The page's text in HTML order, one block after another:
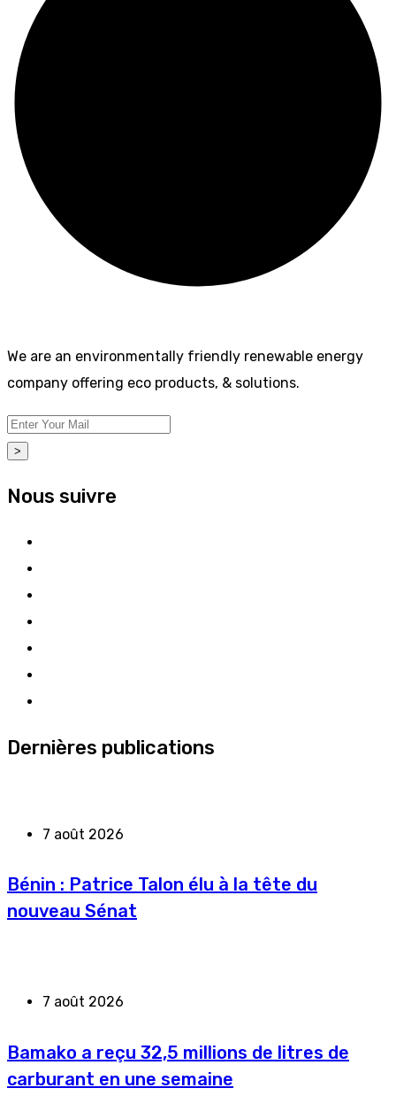
We are an environmentally friendly renewable energy
company offering eco products, & solutions.
>
Nous suivre
Dernières publications
7 août 2026
Bénin : Patrice Talon élu à la tête du
nouveau Sénat
7 août 2026
Bamako a reçu 32,5 millions de litres de
carburant en une semaine